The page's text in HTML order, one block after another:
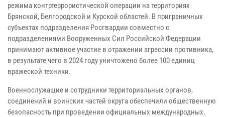
режима контртеррористической операции на территориях
Брянской, Белгородской и Курской областей. В приграничных
субъектах подразделения Росгвардии совместно с
подразделениями Вооруженных Сил Российской Федерации
принимают активное участие в отражении агрессии противника,
в результате чего в 2024 году уничтожено более 100 единиц
вражеской техники.
Военнослужащие и сотрудники территориальных органов,
соединений и воинских частей округа обеспечили общественную
безопасность при проведении официальных международных,